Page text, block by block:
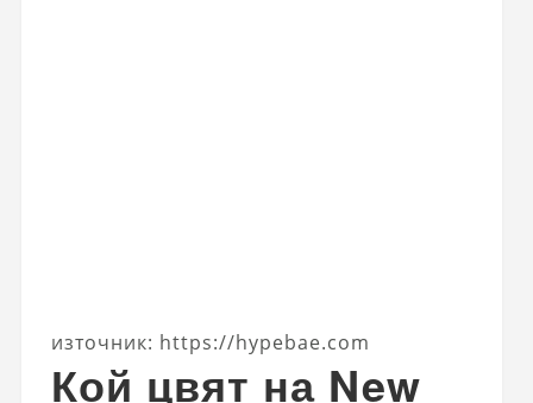
източник: https://hypebae.com
Кой цвят на New